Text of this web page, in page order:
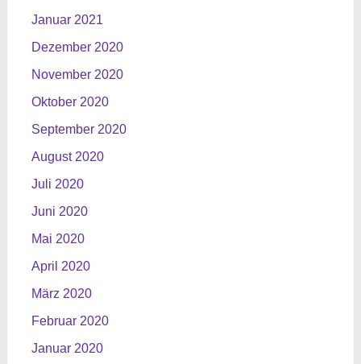
Januar 2021
Dezember 2020
November 2020
Oktober 2020
September 2020
August 2020
Juli 2020
Juni 2020
Mai 2020
April 2020
März 2020
Februar 2020
Januar 2020